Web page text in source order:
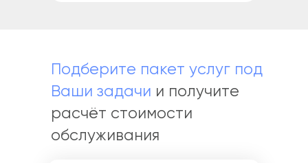
Подберите пакет услуг под
Ваши задачи и получите
расчёт стоимости
обслуживания